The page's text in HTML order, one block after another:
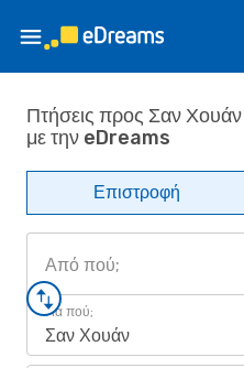
Πτήσεις προς Σαν Χουάν
με την eDreams
Επιστροφή
Από πού;
Για πού;
Σαν Χουάν